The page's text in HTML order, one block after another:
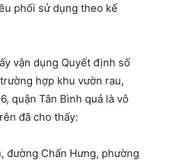
phối sử dụng theo kế
vận dụng Quyết định số
hợp khu vườn rau,
quận Tân Bình quả là vô
đã cho thấy:
đường Chấn Hưng, phường